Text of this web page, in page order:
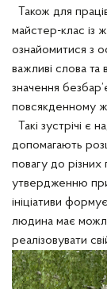
Також для
майстер-клас із
ознайомитися з
важливі слова та
значення
повсякденному
Такі зустрічі є
допомагають
повагу до різних
утвердженню
ініціативи
людина має
реалізовувати